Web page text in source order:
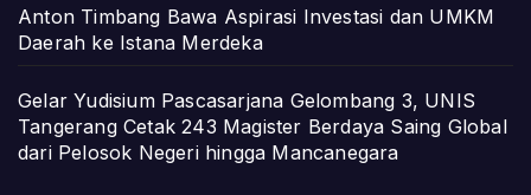
Anton Timbang Bawa Aspirasi Investasi dan UMKM
Daerah ke Istana Merdeka
Gelar Yudisium Pascasarjana Gelombang 3, UNIS
Tangerang Cetak 243 Magister Berdaya Saing Global
dari Pelosok Negeri hingga Mancanegara